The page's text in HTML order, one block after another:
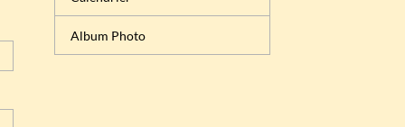
Album Photo